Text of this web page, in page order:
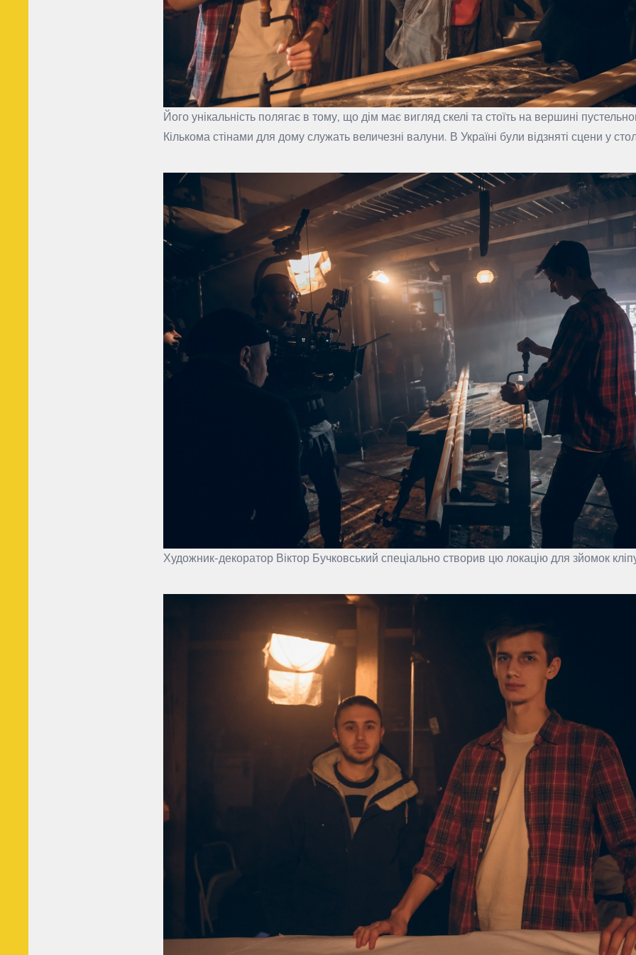
Його унікальність полягає в тому, що дім має вигляд скелі та стоїть на вершині
Кількома стінами для дому служать величезні валуни. В Україні були відзняті сцени у
Художник-декоратор Віктор Бучковський спеціально створив цю локацію для зйомок